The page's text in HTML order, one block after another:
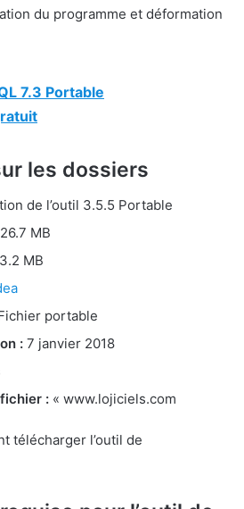
du programme et déformation
7.3 Portable
les dossiers
de l’outil 3.5.5 Portable
26.7 MB
MB
portable
: 7 janvier 2018
: « www.lojiciels.com
télécharger l’outil de